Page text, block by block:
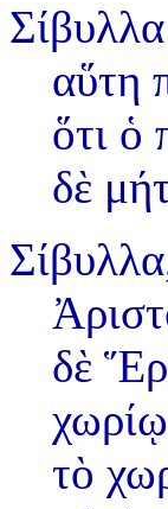
αὕτη
ὅτι ὁ
δὲ
δὲ
τὸ